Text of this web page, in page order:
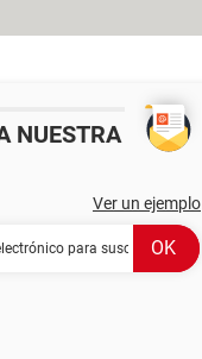
NUESTRA
Ver un ejemplo